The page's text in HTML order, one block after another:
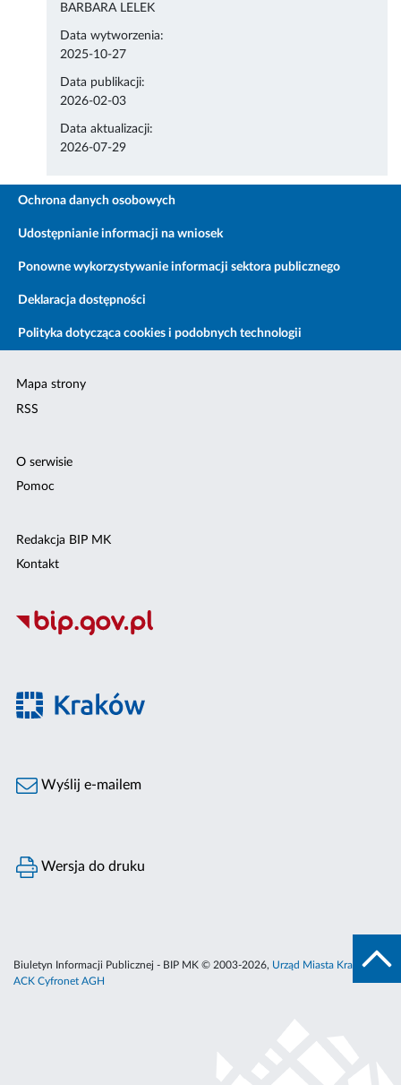
BARBARA LELEK
Data wytworzenia:
2025-10-27
Data publikacji:
2026-02-03
Data aktualizacji:
2026-07-29
Ochrona danych osobowych
Udostępnianie informacji na wniosek
Ponowne wykorzystywanie informacji sektora publicznego
Deklaracja dostępności
Polityka dotycząca cookies i podobnych technologii
Mapa strony
RSS
O serwisie
Pomoc
Redakcja BIP MK
Kontakt
Wyślij e-mailem
Wersja do druku
Biuletyn Informacji Publicznej - BIP MK © 2003-2026, Urząd Miasta Krakowa
ACK Cyfronet AGH